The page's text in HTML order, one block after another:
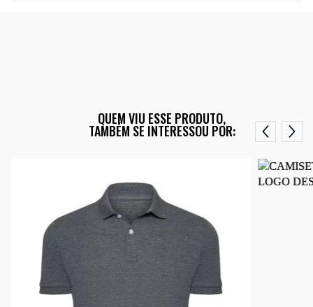
QUEM VIU ESSE PRODUTO,
TAMBÉM SE INTERESSOU POR: